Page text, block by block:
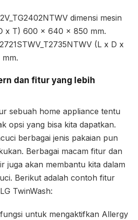
dimensi mesin
x T) 600 x 640 x 850 mm.
(L x D x
dan fitur yang lebih
sebuah home appliance tentu
opsi yang bisa kita dapatkan.
berbagai jenis pakaian pun
Berbagai macam fitur dan
juga akan membantu kita dalam
Berikut adalah contoh fitur
TwinWash:
untuk mengaktifkan Allergy